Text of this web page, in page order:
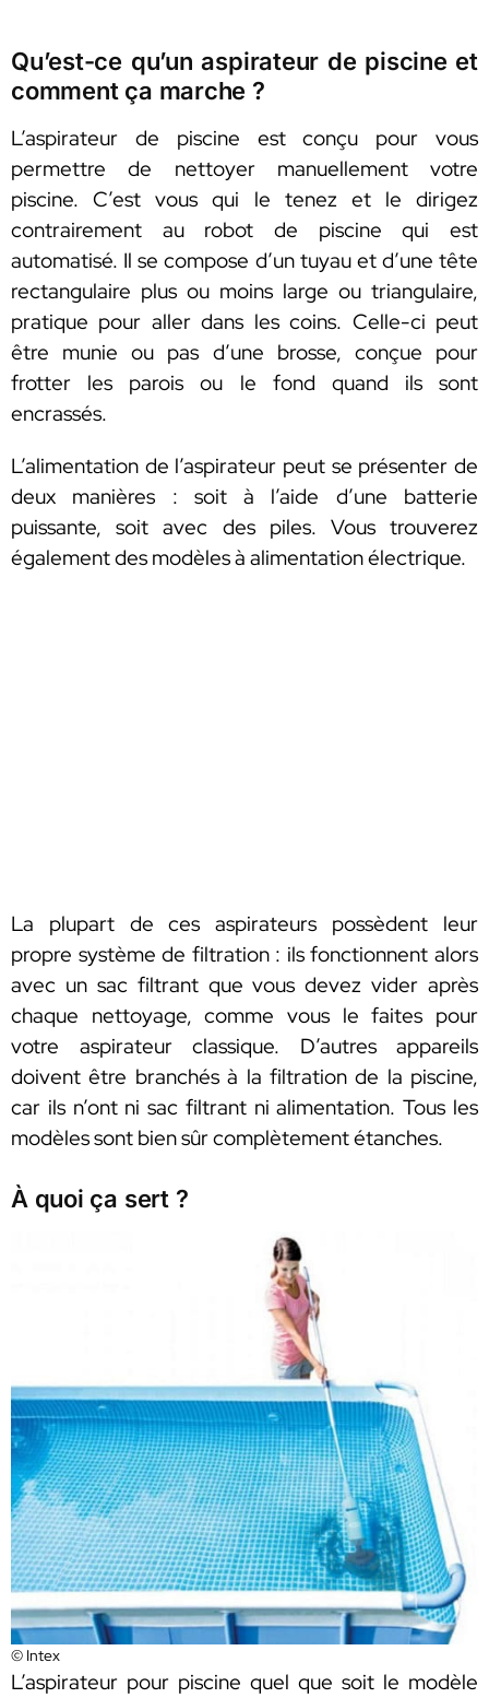
Qu’est-ce qu’un aspirateur de piscine et
comment ça marche ?
L’aspirateur de piscine est conçu pour vous
permettre de nettoyer manuellement votre
piscine. C’est vous qui le tenez et le dirigez
contrairement au robot de piscine qui est
automatisé. Il se compose d’un tuyau et d’une tête
rectangulaire plus ou moins large ou triangulaire,
pratique pour aller dans les coins. Celle-ci peut
être munie ou pas d’une brosse, conçue pour
frotter les parois ou le fond quand ils sont
encrassés.
L’alimentation de l’aspirateur peut se présenter de
deux manières : soit à l’aide d’une batterie
puissante, soit avec des piles. Vous trouverez
également des modèles à alimentation électrique.
La plupart de ces aspirateurs possèdent leur
propre système de filtration : ils fonctionnent alors
avec un sac filtrant que vous devez vider après
chaque nettoyage, comme vous le faites pour
votre aspirateur classique. D’autres appareils
doivent être branchés à la filtration de la piscine,
car ils n’ont ni sac filtrant ni alimentation. Tous les
modèles sont bien sûr complètement étanches.
À quoi ça sert ?
© Intex
L’aspirateur pour piscine quel que soit le modèle